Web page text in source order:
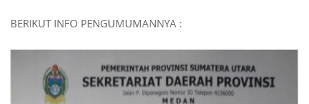
BERIKUT INFO PENGUMUMANNYA :